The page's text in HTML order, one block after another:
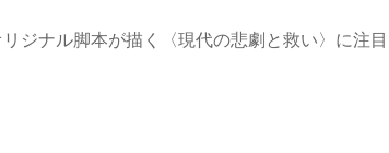
ジナル脚本が描く〈現代の悲劇と救い〉に注目